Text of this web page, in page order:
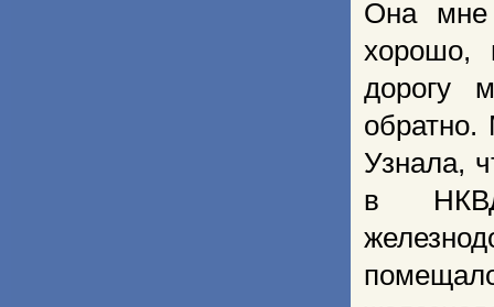
Она мне
хорошо,
дорогу
обратно.
Узнала,
в